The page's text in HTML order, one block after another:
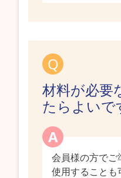
材料が必要
たらよいで
会員様の方でご
使用することも